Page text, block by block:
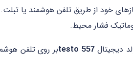
فشار محیط.
دیجیتالtesto
557
بر روی تلفن